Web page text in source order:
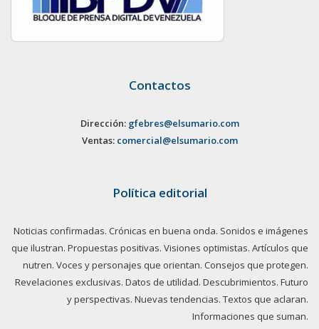
Contactos
Dirección: gfebres@elsumario.com
Ventas: comercial@elsumario.com
Política editorial
Noticias confirmadas. Crónicas en buena onda. Sonidos e imágenes
que ilustran. Propuestas positivas. Visiones optimistas. Artículos que
nutren. Voces y personajes que orientan. Consejos que protegen.
Revelaciones exclusivas. Datos de utilidad. Descubrimientos. Futuro
y perspectivas. Nuevas tendencias. Textos que aclaran.
Informaciones que suman.